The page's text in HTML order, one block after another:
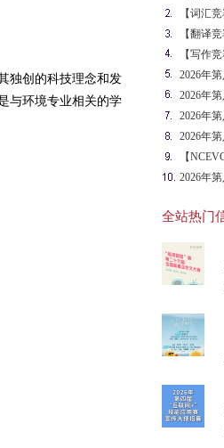
独创的科技理念和发
与环境专业相关的学
生【词汇
英语
【翻译
译竞
【写作
英语
2026年
（NCIE
2026年
2026年
（NCIE
2026年
（NCIE
【
汇
2026年
全站热门信
“临港智图”
【可观演+